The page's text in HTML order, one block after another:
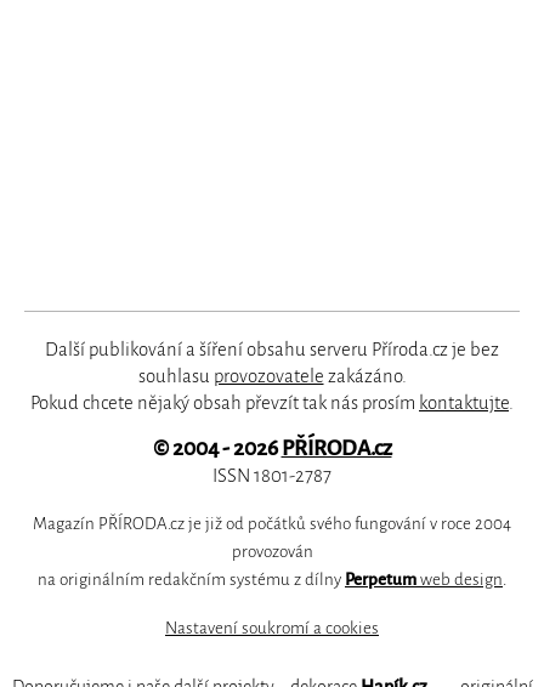
Další publikování a šíření obsahu serveru Příroda.cz je bez
souhlasu provozovatele zakázáno.
Pokud chcete nějaký obsah převzít tak nás prosím kontaktujte
© 2004 - 2026PŘÍRODA.cz
ISSN 1801-2787
Magazín PŘÍRODA.cz je již od počátků svého fungování v roce 2004
provozován
na originálním redakčním systému z dílny Perpetum web design.
Nastavení soukromí a cookies